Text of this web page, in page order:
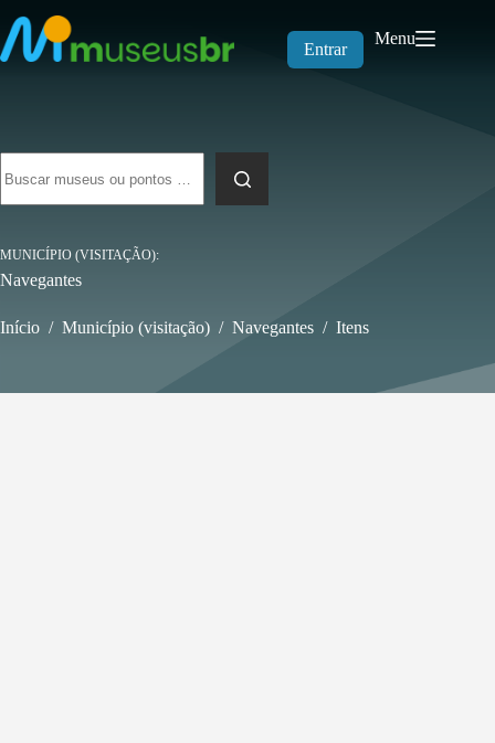
para
o
conteúdo
Entrar
Menu
resultados
MUNICÍPIO (VISITAÇÃO)
Navegantes
Início / Município (visitação) / Navegantes / Itens